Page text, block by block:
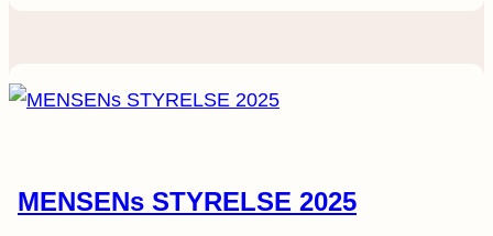
MENSENs STYRELSE 2025